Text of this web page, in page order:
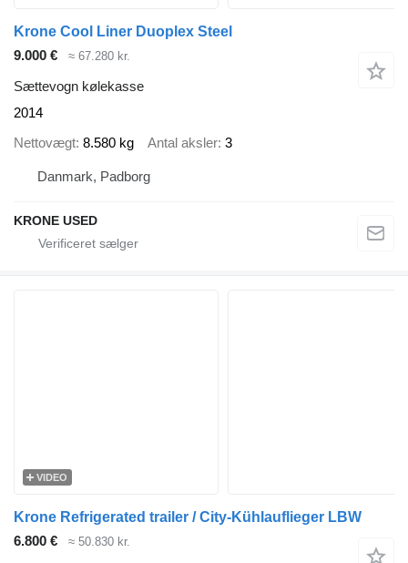
Krone Cool Liner Duoplex Steel
9.000 €
≈ 67.280 kr.
Sættevogn kølekasse
2014
Nettovægt 8.580 kg Antal aksler 3
Danmark, Padborg
KRONE USED
VIDEO
Krone Refrigerated trailer / City-Kühlauflieger LBW
6.800 €
≈ 50.830 kr.